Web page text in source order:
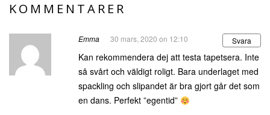
KOMMENTARER
Emma 30 mars, 2020 on 12:10 Svara
Kan rekommendera dej att testa tapetsera. Inte
så svårt och väldigt roligt. Bara underlaget med
spackling och slipandet är bra gjort går det som
en dans. Perfekt ”egentid”